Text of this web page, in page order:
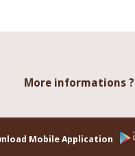
More informations ?
Mobile Application